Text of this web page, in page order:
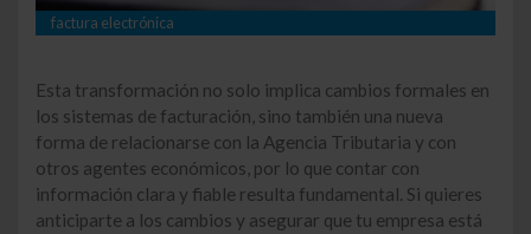
factura electrónica
Esta transformación no solo implica cambios formales en
los sistemas de facturación, sino también una nueva
forma de relacionarse con la Agencia Tributaria y con
otros agentes económicos, por lo que contar con
información clara y fiable resulta fundamental. Si quieres
anticiparte a los cambios y asegurar que tu empresa está